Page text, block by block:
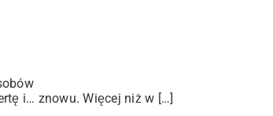
i… znowu. Więcej niż w […]